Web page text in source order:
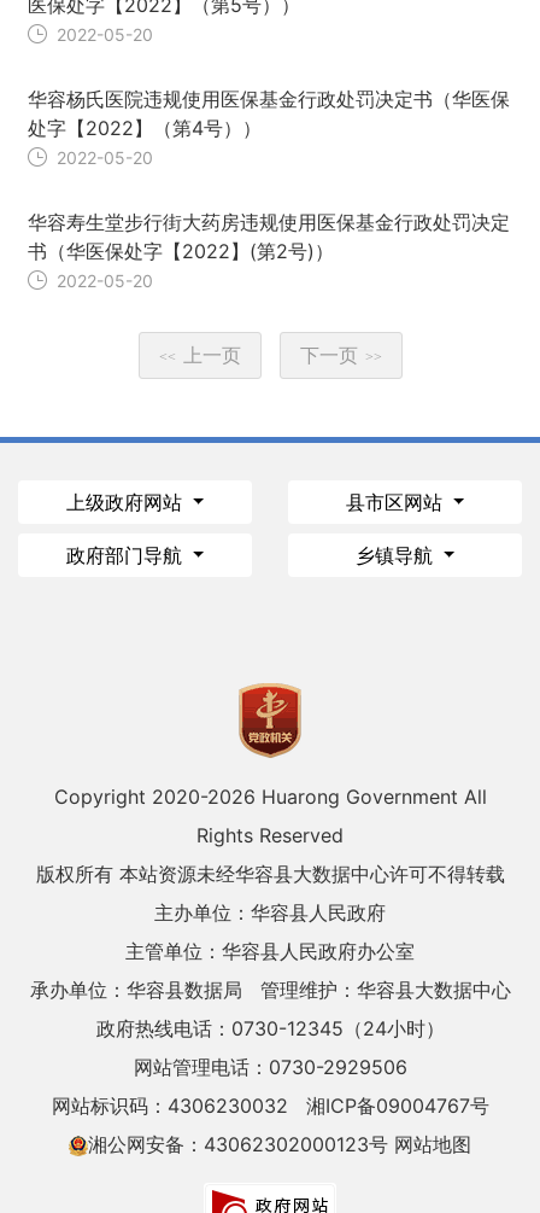
医保处字【2022】（第5号））
2022-05-20
华容杨氏医院违规使用医保基金行政处罚决定书（华医保
处字【2022】（第4号））
2022-05-20
华容寿生堂步行街大药房违规使用医保基金行政处罚决定
书（华医保处字【2022】(第2号)）
2022-05-20
<< 上一页 下一页 >>
上级政府网站 县市区网站
政府部门导航 乡镇导航
Copyright 2020-2026 Huarong Government All
Rights Reserved
版权所有 本站资源未经华容县大数据中心许可不得转载
主办单位：华容县人民政府
主管单位：华容县人民政府办公室
承办单位：华容县数据局
管理维护：华容县大数据中心
政府热线电话：0730-12345（24小时）
网站管理电话：0730-2929506
网站标识码：4306230032
湘ICP备09004767号
湘公网安备：43062302000123号 网站地图